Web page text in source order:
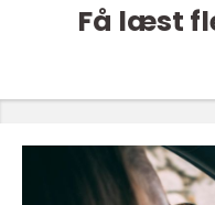
Få læst